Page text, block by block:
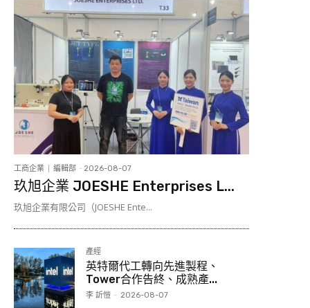
工商企業 編輯部 - 2026-08-07
玖旭企業 JOESHE Enterprises L...
玖旭企業有限公司（JOESHE Ente...
產經
英特爾代工轉向先進製程、
Tower合作告終、成熟產...
李 訢愷 - 2026-08-07